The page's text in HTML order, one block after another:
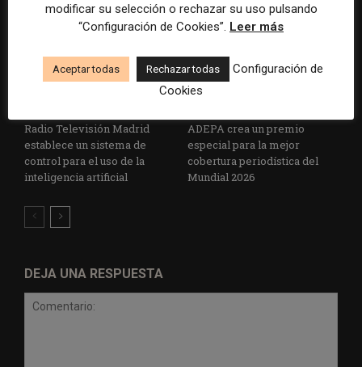
Radio Televisión Madrid
establece un sistema de
control para el uso de la
inteligencia artificial
ADEPA crea un premio
especial para la mejor
cobertura periodística del
Mundial 2026
DEJA UNA RESPUESTA
modificar su selección o rechazar su uso pulsando
“Configuración de Cookies”. Leer más
Aceptar todas Rechazar todas
Configuración de
Cookies